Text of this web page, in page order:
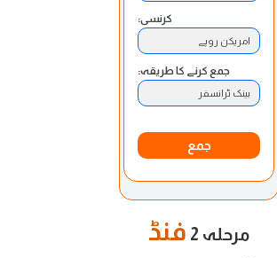
کرنسی:
امریکن روپے
جمع کرنے کا طریقہ:
بینک ٹرانسفر
جمع
مرحلہ 2 فنڈ